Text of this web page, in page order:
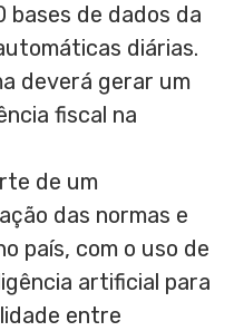
bases de dados da
diárias.
deverá gerar um
fiscal na
de um
das normas e
país, com o uso de
artificial para
entre